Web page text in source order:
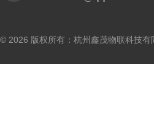
© 2026 版权所有：杭州鑫茂物联科技